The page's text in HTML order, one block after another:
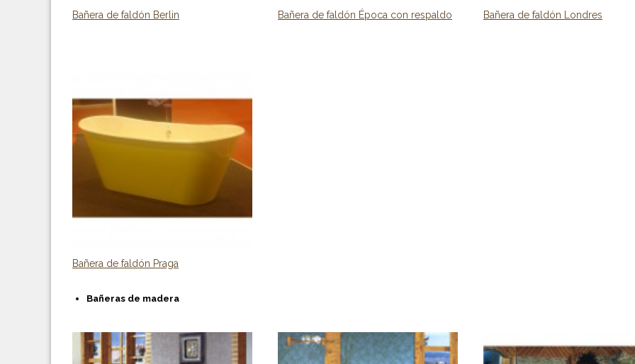
Bañera de faldón Berlin Bañera de faldón Época con respaldo Bañera de faldón Londres
Bañera de faldón Praga
Bañeras de madera